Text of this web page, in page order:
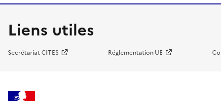
Liens utiles
Secrétariat CITES Réglementation UE